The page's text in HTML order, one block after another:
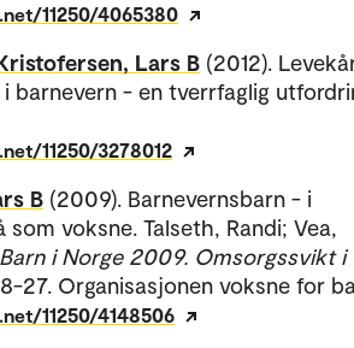
11250/4065380
Lars B (2012).
barnevern - en tverrfaglig
11250/3278012
B (2009). Barnevernsbarn - i
som voksne. Talseth, Randi; Vea,
Barn i Norge 2009. Omsorgssvikt i
27. Organisasjonen voksne for
11250/4148506